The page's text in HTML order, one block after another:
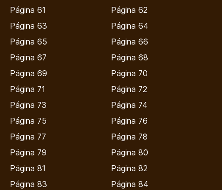
Página 61
Página 62
Página 63
Página 64
Página 65
Página 66
Página 67
Página 68
Página 69
Página 70
Página 71
Página 72
Página 73
Página 74
Página 75
Página 76
Página 77
Página 78
Página 79
Página 80
Página 81
Página 82
Página 83
Página 84